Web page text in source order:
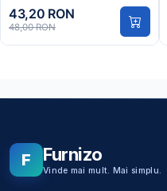
43,20 RON
48,00 RON
F Furnizo
Vinde mai mult. Mai simplu.